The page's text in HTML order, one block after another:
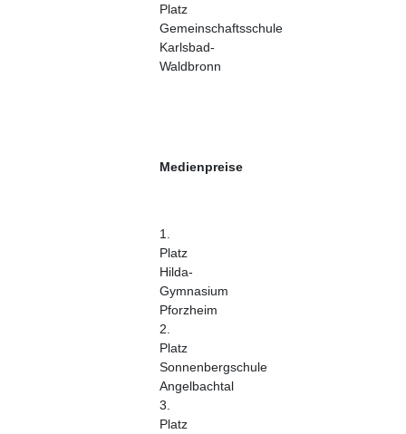
Platz
Gemeinschaftsschule
Karlsbad-
Waldbronn
Medienpreise
1.
Platz
Hilda-
Gymnasium
Pforzheim
2.
Platz
Sonnenbergschule
Angelbachtal
3.
Platz